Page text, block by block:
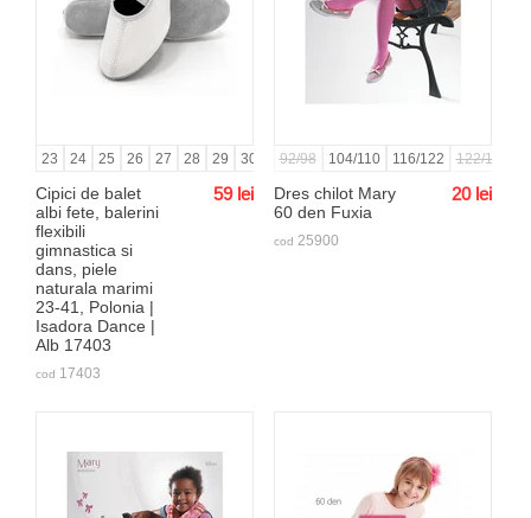
23 24 25 26 27 28 29 30 31 32 33 34 35 36 37 38
Cipici de balet
albi fete, balerini
flexibili
gimnastica si
dans, piele
naturala marimi
23-41, Polonia |
Isadora Dance |
Alb 17403
59 lei
cod 17403
92/98 104/110 116/122 122/128
Dres chilot Mary
60 den Fuxia
20 lei
cod 25900